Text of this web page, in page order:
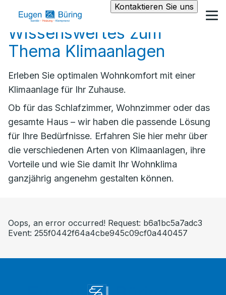
Kontaktieren Sie uns
Wissenswertes zum
Thema Klimaanlagen
Erleben Sie optimalen Wohnkomfort mit einer
Klimaanlage für Ihr Zuhause.
Ob für das Schlafzimmer, Wohnzimmer oder das
gesamte Haus – wir haben die passende Lösung
für Ihre Bedürfnisse. Erfahren Sie hier mehr über
die verschiedenen Arten von Klimaanlagen, ihre
Vorteile und wie Sie damit Ihr Wohnklima
ganzjährig angenehm gestalten können.
Oops, an error occurred! Request: b6a1bc5a7adc3
Event: 255f0442f64a4cbe945c09cf0a440457